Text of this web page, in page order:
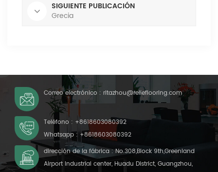
SIGUIENTE PUBLICACIÓN
Grecia
Correo electrónico : ritazhou@relleflooring.com
Teléfono : +8618603080392
Whatsapp : +8618603080392
dirección de la fábrica : No.308,Block 9th,Greenland
Airport Industrial center, Huadu District, Guangzhou,